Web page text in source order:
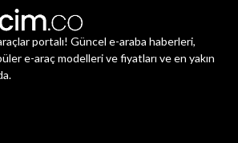
portalı! Güncel e-araba haberleri,
e-araç modelleri ve fiyatları ve en yakın